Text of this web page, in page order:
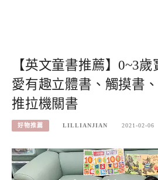
【英文童書推薦】0~3
愛有趣立體書、觸摸書
推拉機關書
好物推薦 LILLIANJIAN 2021-02-06